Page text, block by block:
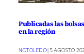
Publicadas las
en la región
NOTOLEDO| 5 AGOSTO